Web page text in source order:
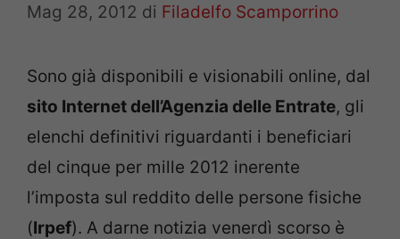
Mag 28, 2012 di Filadelfo Scamporrino
Sono già disponibili e visionabili online, dal
sito Internet dell’Agenzia delle Entrate, gli
elenchi definitivi riguardanti i beneficiari
del cinque per mille 2012 inerente
l’imposta sul reddito delle persone fisiche
(Irpef). A darne notizia venerdì scorso è